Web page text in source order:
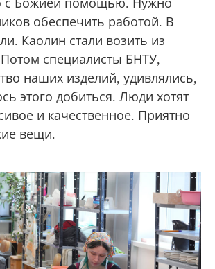
с Божией помощью. Нужно
обеспечить работой. В
Каолин стали возить из
Потом специалисты БНТУ,
наших изделий, удивлялись,
этого добиться. Люди хотят
и качественное. Приятно
вещи.